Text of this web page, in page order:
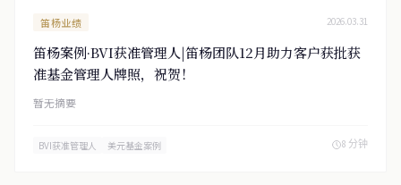
笛杨业绩 2026.03.31
笛杨案例·BVI获准管理人|笛杨团队12月助力客户获批获
准基金管理人牌照，祝贺！
暂无摘要
BVI获准管理人 美元基金案例 8 分钟